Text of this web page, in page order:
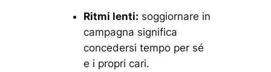
Ritmi lenti: soggiornare in
campagna significa
concedersi tempo per sé
e i propri cari.